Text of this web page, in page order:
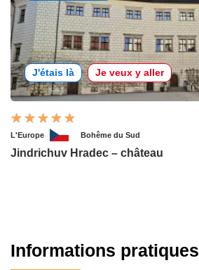
J'étais là Je veux y aller
L'Europe Bohême du Sud
Jindrichuv Hradec – château
Informations pratiques